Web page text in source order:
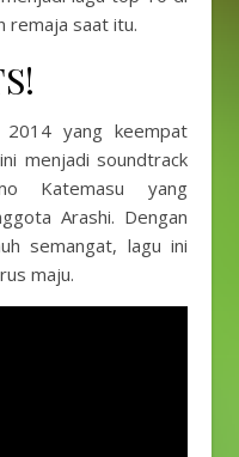
remaja saat itu.
2014 yang keempat
menjadi soundtrack
Katemasu yang
Arashi. Dengan
semangat, lagu ini
maju.